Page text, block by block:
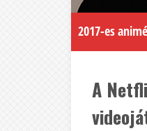
2017-es
A